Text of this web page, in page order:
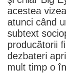
acestea
atunci când
subtext
producătorii
dezbateri
mult timp o